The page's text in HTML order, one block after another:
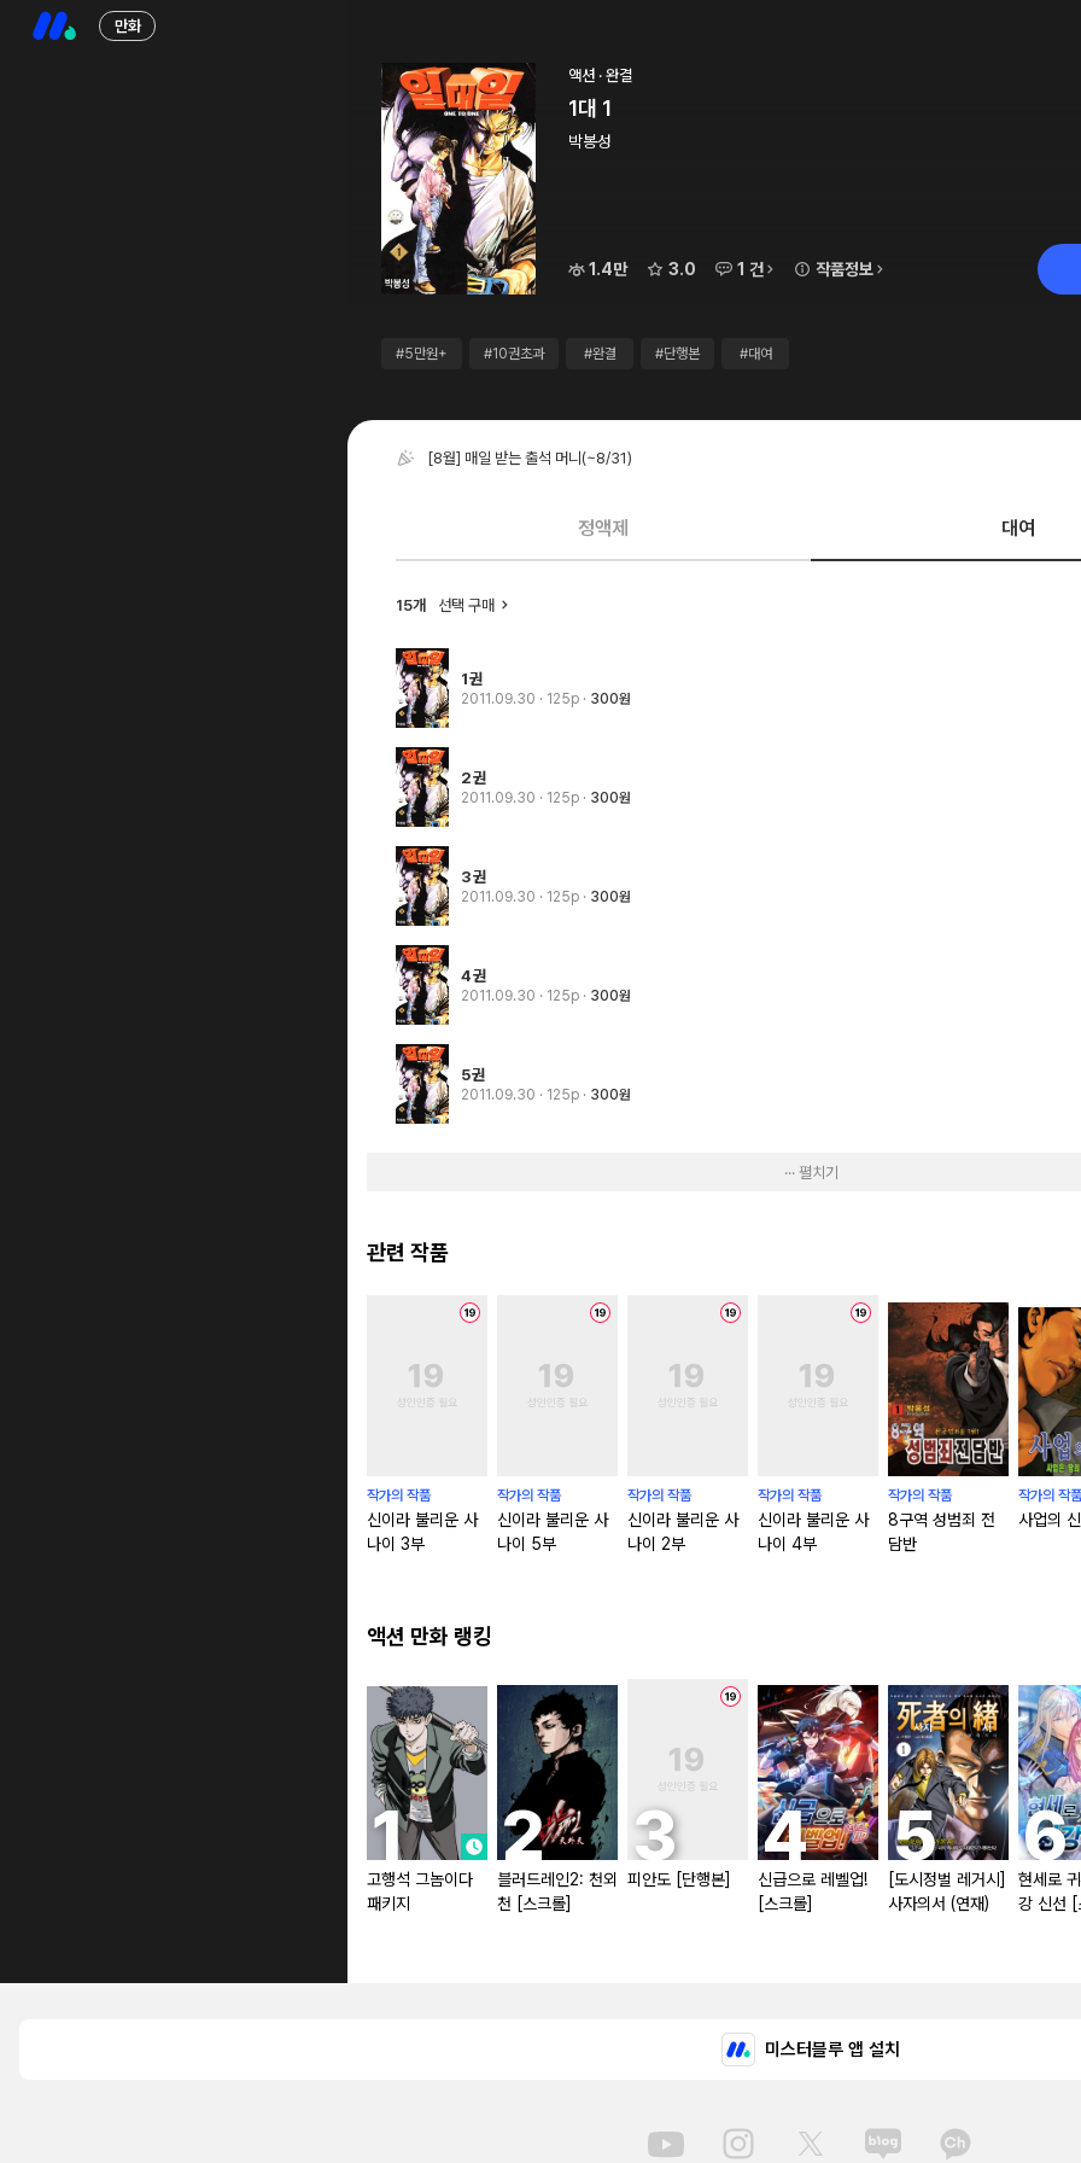
만화
액션 · 완결
1대 1
박봉성
1.4만 3.0 1 건 작품정보
#5만원+ #10권초과 #완결 #단행본 #대여
[8월] 매일 받는 출석 머니 (~8/31)
정액제 대여
15개 선택 구매
1권
2011.09.30 · 125p 300원
2권
2011.09.30 · 125p 300원
3권
2011.09.30 · 125p 300원
4권
2011.09.30 · 125p 300원
5권
2011.09.30 · 125p 300원
··· 펼치기
관련 작품
작가의 작품
신이라 불리운 사
나이 3부
작가의 작품
신이라 불리운 사
나이 5부
작가의 작품
신이라 불리운 사
나이 2부
작가의 작품
신이라 불리운 사
나이 4부
작가의 작품
8구역 성범죄 전
담반
작가의 작품
사업의 신
액션 만화 랭킹
고행석 그놈이다
패키지
블러드레인2: 천외
천 [스크롤]
피안도 [단행본]
신급으로 레벨업!
[스크롤]
[도시정벌 레거시]
사자의서 (연재)
현세로
강 신선 [
미스터블루 앱 설치